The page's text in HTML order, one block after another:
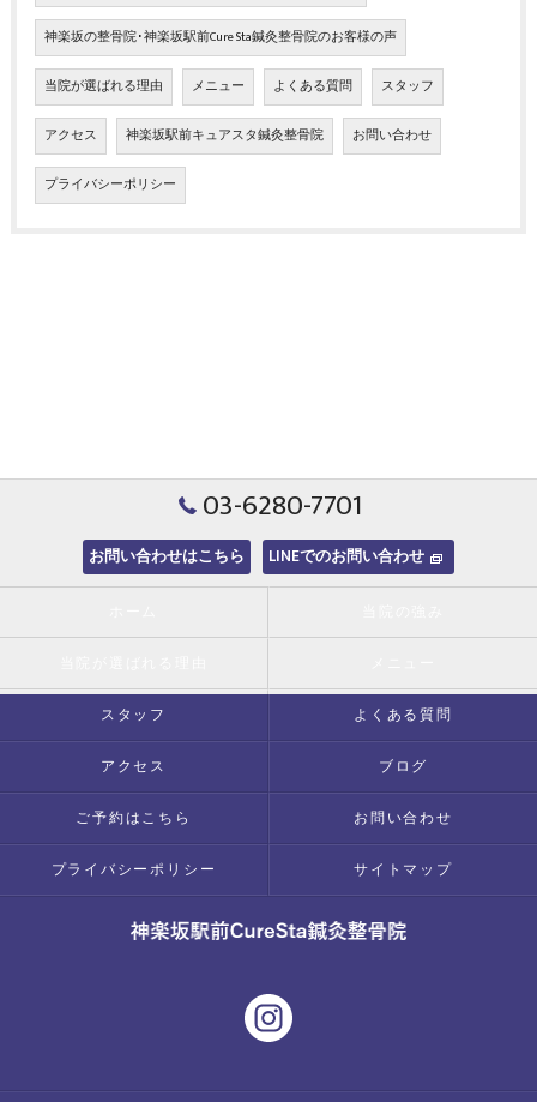
神楽坂の整骨院･神楽坂駅前Cure Sta鍼灸整骨院のお客様の声
当院が選ばれる理由 メニュー よくある質問 スタッフ
アクセス 神楽坂駅前キュアスタ鍼灸整骨院 お問い合わせ
プライバシーポリシー
03-6280-7701
お問い合わせはこちら LINEでのお問い合わせ
スタッフ よくある質問
アクセス ブログ
ご予約はこちら お問い合わせ
プライバシーポリシー サイトマップ